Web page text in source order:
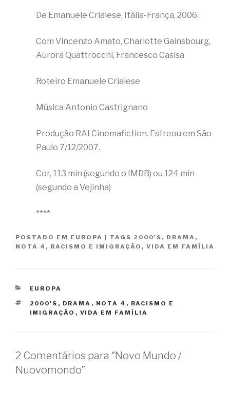
De Emanuele Crialese, Itália-França, 2006.
Com Vincenzo Amato, Charlotte Gainsbourg,
Aurora Quattrocchi, Francesco Casisa
Roteiro Emanuele Crialese
Música Antonio Castrignano
Produção RAI Cinemafiction. Estreou em São
Paulo 7/12/2007.
Cor, 113 min (segundo o IMDB) ou 124 min
(segundo a Vejinha)
****
POSTADO EM EUROPA | TAGS 2000'S , DRAMA ,
NOTA 4 , RACISMO E IMIGRAÇÃO , VIDA EM FAMÍLIA
CATEGORIAS
EUROPA
TAGS
2000'S , DRAMA , NOTA 4 , RACISMO E
IMIGRAÇÃO , VIDA EM FAMÍLIA
2 Comentários para “Novo Mundo /
Nuovomondo”